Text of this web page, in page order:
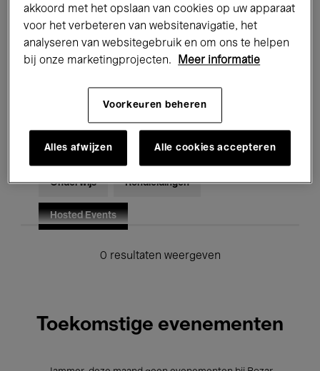
Performances Lezingen & Debatten
Jazz Klassieke Muziek Global Music
Voor iedereen Kids’ Palace
Onderwijs Rondleidingen
Hosted Events
0 resultaten weergeven
Toekomstige evenementen
akkoord met het opslaan van cookies op uw apparaat
voor het verbeteren van websitenavigatie, het
analyseren van websitegebruik en om ons te helpen
bij onze marketingprojecten.
Meer informatie
Voorkeuren beheren
Alles afwijzen Alle cookies accepteren